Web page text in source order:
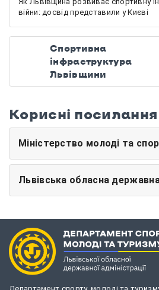
війни: досвід представили у Києві
Спортивна
інфраструктура
Львівщини
Корисні посилання
Міністерство молоді та
Львівська обласна